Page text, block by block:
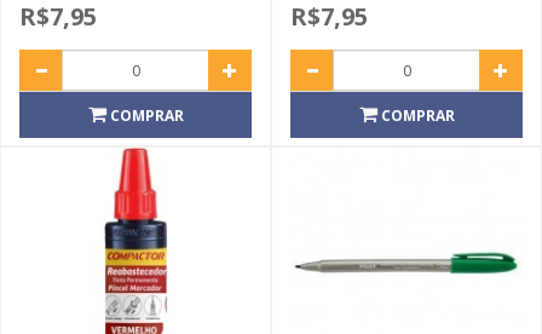
R$7,95
COMPRAR
R$7,95
COMPRAR